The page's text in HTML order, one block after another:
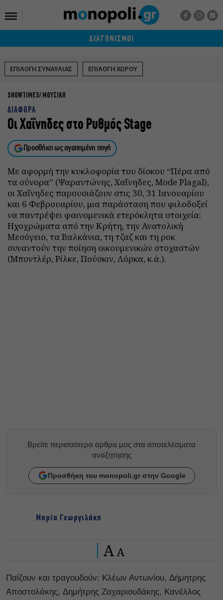
ΔΙΑΓΩΝΙΣΜΟΙ
ΕΠΙΛΟΓΗ ΣΥΝΑΥΛΙΑΣ ΕΠΙΛΟΓΗ ΧΩΡΟΥ
SHOWTIMES ΜΟΥΣΙΚΗ
ΔΙΑΦΟΡΑ
Οι Χαΐνηδες στο Ρυθμός Stage
Προσθήκη ως αγαπημένη πηγή
Με αφορμή την κυκλοφορία του δίσκου “Πέρα από
τα σύνορα” (Ψαραντώνης, Χαΐνηδες, Mode Plagal),
οι Χαΐνηδες παρουσιάζουν στις 30, 31 Ιανουαρίου
και 6 Φεβρουαρίου, μια παράσταση που φιλοδοξεί
να παντρέψει φαινομενικά ετερόκλητα στοιχεία:
Ηχοχρώματα από την Κρήτη, την Ανατολική
Μεσόγειο, τα Βαλκάνια, τη τζαζ και τη ροκ
συναντούν την ποίηση οικουμενικών στοχαστών
(Μπoντλέρ, Ρίλκε, Πούσκιν, Λόρκα, κ.ά.).
Βρείτε περισσότερα άρθρα μας στα αποτελέσματα
αναζητησης
Προσθήκη του monopoli.gr στην Google
Μαρία Γεωργιλάκη
A A
Παίζουν και τραγουδούν: Κλέων Αντωνίου, Δήμητρης
Αποστολάκης, Δημήτρης Ζαχαριουδάκης, Κανέλλος